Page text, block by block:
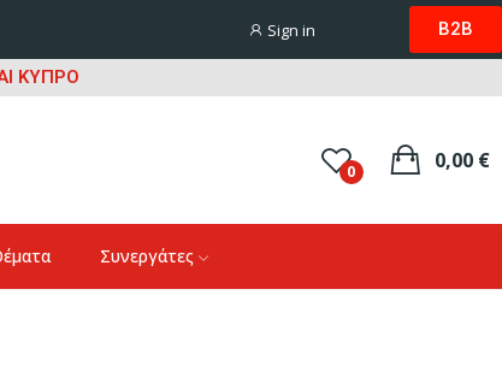
Sign in B2B
ΚΥΠΡΟ
0 0,00 €
Συνεργάτες